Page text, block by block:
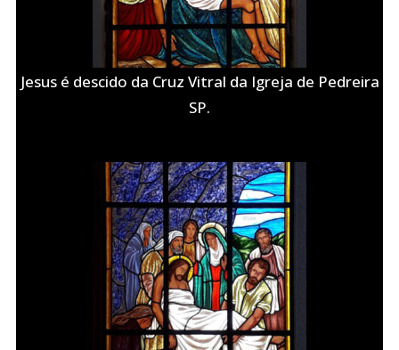
Jesus é descido da Cruz Vitral da Igreja de Pedreira
SP.